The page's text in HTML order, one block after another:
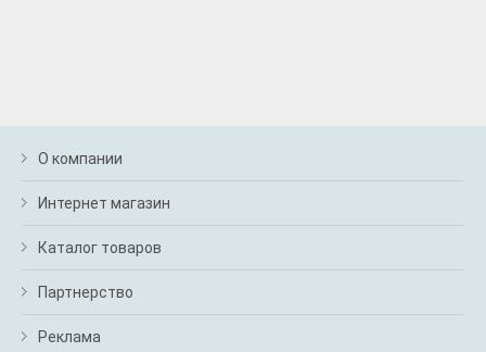
О компании
Интернет магазин
Каталог товаров
Партнерство
Реклама